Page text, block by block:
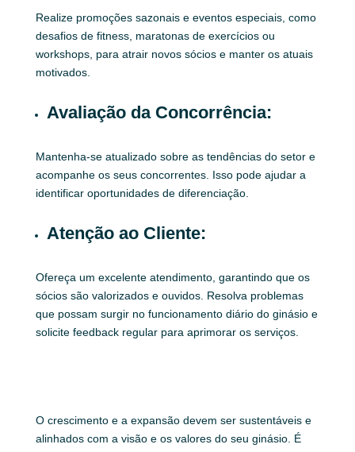
Realize promoções sazonais e eventos especiais, como
desafios de fitness, maratonas de exercícios ou
workshops, para atrair novos sócios e manter os atuais
motivados.
Avaliação da Concorrência:
Mantenha-se atualizado sobre as tendências do setor e
acompanhe os seus concorrentes. Isso pode ajudar a
identificar oportunidades de diferenciação.
Atenção ao Cliente:
Ofereça um excelente atendimento, garantindo que os
sócios são valorizados e ouvidos. Resolva problemas
que possam surgir no funcionamento diário do ginásio e
solicite feedback regular para aprimorar os serviços.
O crescimento e a expansão devem ser sustentáveis e
alinhados com a visão e os valores do seu ginásio. É